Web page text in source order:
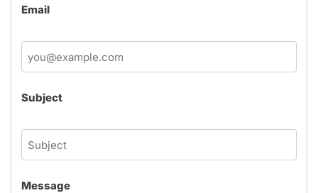
Email
Subject
Message